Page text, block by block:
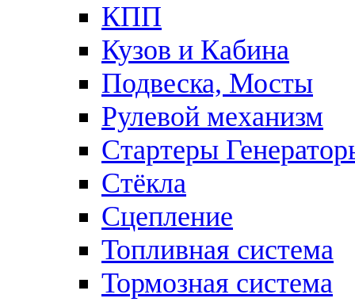
КПП
Кузов и Кабина
Подвеска, Мосты
Рулевой механизм
Стартеры
Стёкла
Сцепление
Топливная система
Тормозная система